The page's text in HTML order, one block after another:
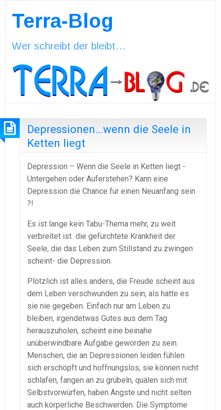
Terra-Blog
Wer schreibt der bleibt…
Depressionen…wenn die Seele in
Ketten liegt
Depression – Wenn die Seele in Ketten liegt -
Untergehen oder Auferstehen? Kann eine
Depression die Chance für einen Neuanfang sein
?!
Es ist lange kein Tabu-Thema mehr, zu weit
verbreitet ist die gefürchtete Krankheit der
Seele, die das Leben zum Stillstand zu zwingen
scheint- die Depression.
Plötzlich ist alles anders, die Freude scheint aus
dem Leben verschwunden zu sein, als hätte es
sie nie gegeben. Einfach nur am Leben zu
bleiben, irgendetwas Gutes aus dem Tag
herauszuholen, scheint eine beinahe
unüberwindbare Aufgabe geworden zu sein.
Menschen, die an Depressionen leiden fühlen
sich erschöpft und hoffnungslos, sie können nicht
schlafen, fangen an zu grübeln, quälen sich mit
Selbstvorwürfen, haben Ängste und nicht selten
auch körperliche Beschwerden. Die Symptome